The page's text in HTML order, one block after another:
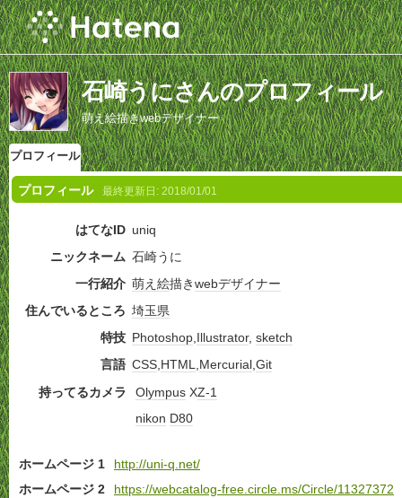
石崎うにさんのプロフィール
萌え絵描きwebデザイナー
プロフィール
プロフィール 最終更新日: 2018/01/01
はてなID uniq
ニックネーム 石崎うに
一行紹介 萌え絵描きwebデザイナー
住んでいるところ 埼玉県
特技 Photoshop,Illustrator, sketch
言語 CSS,HTML,Mercurial,Git
持ってるカメラ
Olympus XZ-1
nikon D80
ホームページ 1
http://uni-q.net/
ホームページ 2
https://webcatalog-free.circle.ms/Circle/11327372